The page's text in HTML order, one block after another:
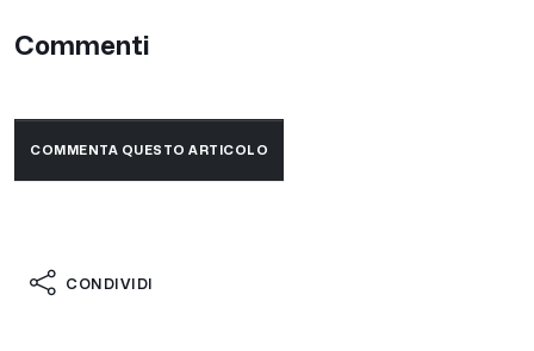
Commenti
COMMENTA QUESTO ARTICOLO
CONDIVIDI